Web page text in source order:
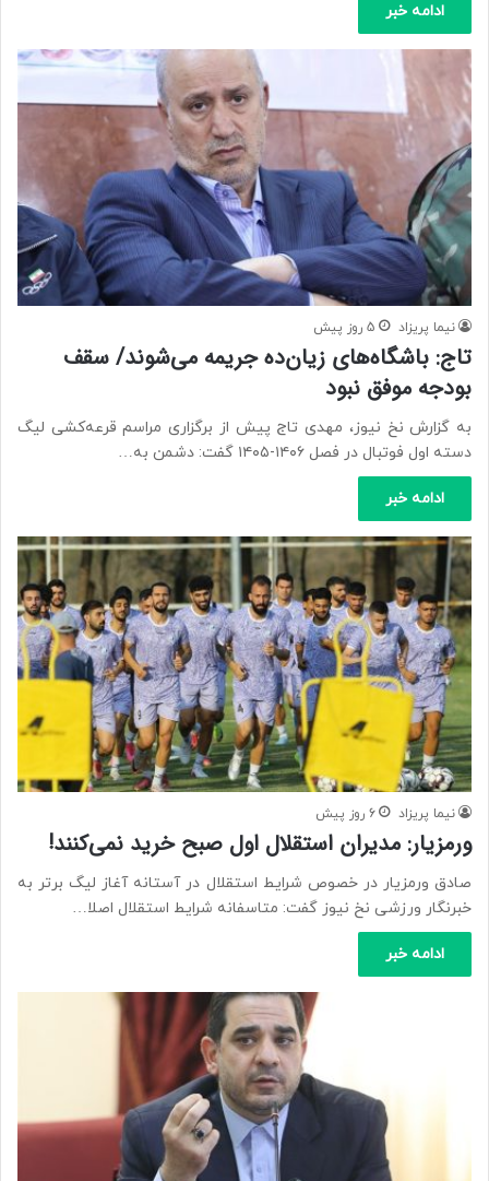
ادامه خبر
نیما پریزاد 5 روز پیش
تاج: باشگاه‌های زیان‌ده جریمه می‌شوند/ سقف
بودجه موفق نبود
به گزارش نخ نیوز، مهدی تاج پیش از برگزاری مراسم قرعه‌کشی لیگ
دسته اول فوتبال در فصل ۱۴۰۶-۱۴۰۵ گفت: دشمن به…
ادامه خبر
نیما پریزاد 6 روز پیش
ورمزیار: مدیران استقلال اول صبح خرید نمی‌کنند!
صادق ورمزیار در خصوص شرایط استقلال در آستانه آغاز لیگ برتر به
خبرنگار ورزشی نخ نیوز گفت: متاسفانه شرایط استقلال اصلا…
ادامه خبر